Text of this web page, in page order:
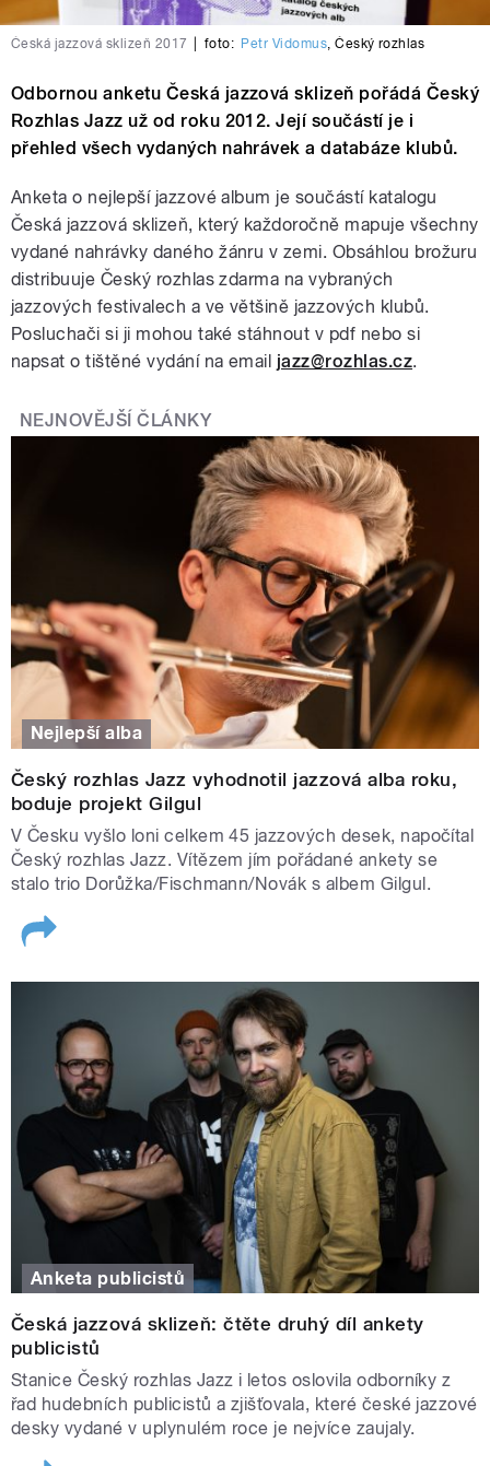
Česká jazzová sklizeň 2017 foto: Petr Vidomus,Český rozhlas
Odbornou anketu Česká jazzová sklizeň pořádá Český
Rozhlas Jazz už od roku 2012. Její součástí je i
přehled všech vydaných nahrávek a databáze klubů.
Anketa o nejlepší jazzové album je součástí katalogu
Česká jazzová sklizeň, který každoročně mapuje všechny
vydané nahrávky daného žánru v zemi. Obsáhlou brožuru
distribuuje Český rozhlas zdarma na vybraných
jazzových festivalech a ve většině jazzových klubů.
Posluchači si ji mohou také stáhnout v pdf nebo si
napsat o tištěné vydání na email jazz@rozhlas.cz.
NEJNOVĚJŠÍ ČLÁNKY
Nejlepší alba
Český rozhlas Jazz vyhodnotil jazzová alba roku,
boduje projekt Gilgul
V Česku vyšlo loni celkem 45 jazzových desek, napočítal
Český rozhlas Jazz. Vítězem jím pořádané ankety se
stalo trio Dorůžka/Fischmann/Novák s albem Gilgul.
Anketa publicistů
Česká jazzová sklizeň: čtěte druhý díl ankety
publicistů
Stanice Český rozhlas Jazz i letos oslovila odborníky z
řad hudebních publicistů a zjišťovala, které české jazzové
desky vydané v uplynulém roce je nejvíce zaujaly.